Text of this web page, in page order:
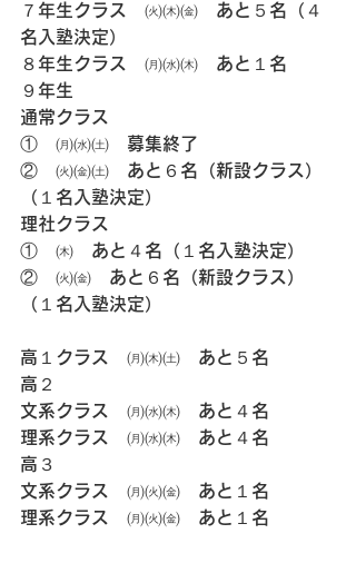
７年生クラス　㈫㈭㈮　あと５名（４
名入塾決定）
８年生クラス　㈪㈬㈭　あと１名
９年生
通常クラス
①　㈪㈬㈯　募集終了
②　㈫㈮㈯　あと６名（新設クラス）
（１名入塾決定）
理社クラス
①　㈭　あと４名（１名入塾決定）
②　㈫㈮　あと６名（新設クラス）
（１名入塾決定）
高１クラス　㈪㈭㈯　あと５名
高２
文系クラス　㈪㈬㈭　あと４名
理系クラス　㈪㈬㈭　あと４名
高３
文系クラス　㈪㈫㈮　あと１名
理系クラス　㈪㈫㈮　あと１名